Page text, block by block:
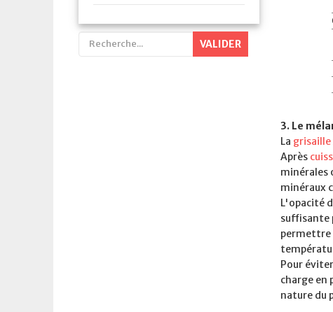
VALIDER
3. Le
La grisaille
Après
minérales
minéraux
L'opacité
suffisante
permettre
Pour
charge en
nature du